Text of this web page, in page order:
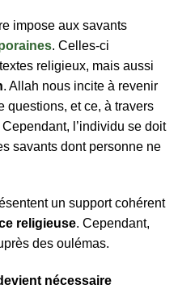
impose aux savants
. Celles-ci
religieux, mais aussi
. Allah nous incite à revenir
questions, et ce, à travers
l’individu se doit
savants dont personne ne
un support cohérent
religieuse. Cependant,
des oulémas.
nécessaire